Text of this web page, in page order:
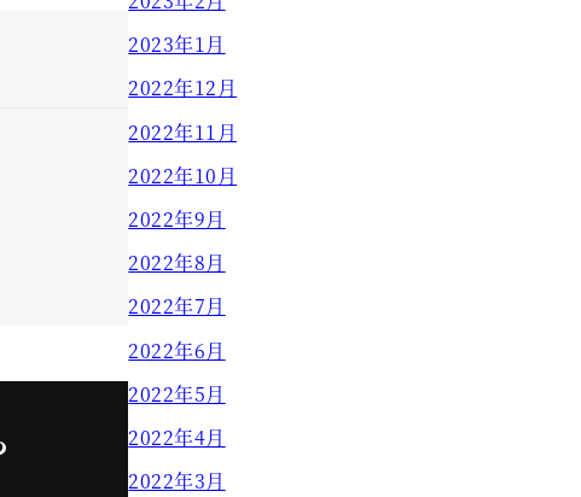
2023年1月
2022年12月
2022年11月
2022年10月
2022年9月
2022年8月
2022年7月
2022年6月
2022年5月
2022年4月
2022年3月